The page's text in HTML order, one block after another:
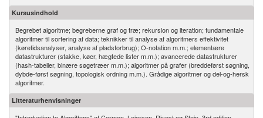
Kursusindhold
Begrebet algoritme; begreberne graf og træ; rekursion og iteration; fundamentale
algoritmer til sortering af data; teknikker til analyse af algoritmers effektivitet
(køretidsanalyser, analyse af pladsforbrug); O-notation m.m.; elementære
datastrukturer (stakke, køer, hægtede lister m.m.); avancerede datastrukturer
(hash-tabeller, binære søgetræer m.m.); algoritmer på grafer (breddeførst søgning,
dybde-først søgning, topologisk ordning m.m.). Grådige algoritmer og del-og-hersk
algoritmer.
Litteraturhenvisninger